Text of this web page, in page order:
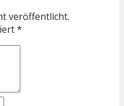
veröffentlicht.
*